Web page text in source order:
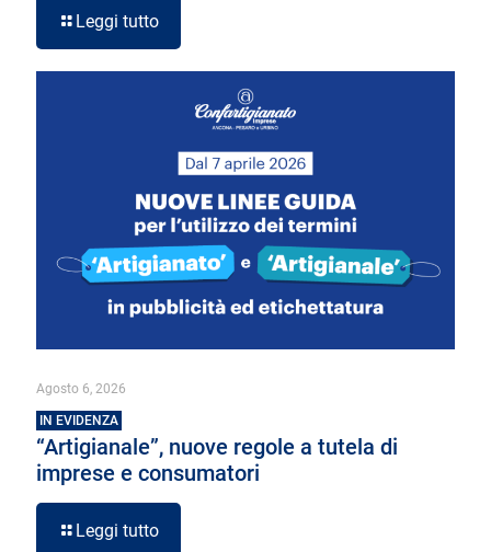
Leggi tutto
Agosto 6, 2026
IN EVIDENZA
“Artigianale”, nuove regole a tutela di
imprese e consumatori
Leggi tutto